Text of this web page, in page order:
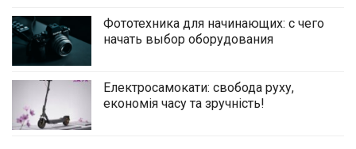
Фототехника для начинающих: с чего
начать выбор оборудования
Електросамокати: свобода руху,
економія часу та зручність!